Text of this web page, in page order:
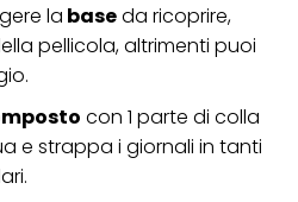
la baseda ricoprire,
pellicola, altrimenti puoi
con 1 parte di colla
e strappa i giornali in tanti